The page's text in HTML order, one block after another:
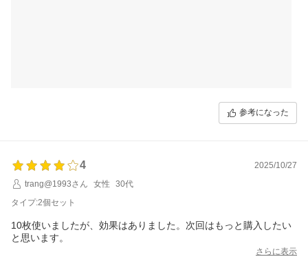
参考になった
4
2025/10/27
trang@1993さん
女性
30代
タイプ:2個セット
10枚使いましたが、効果はありました。次回はもっと購入したい
と思います。
さらに表示